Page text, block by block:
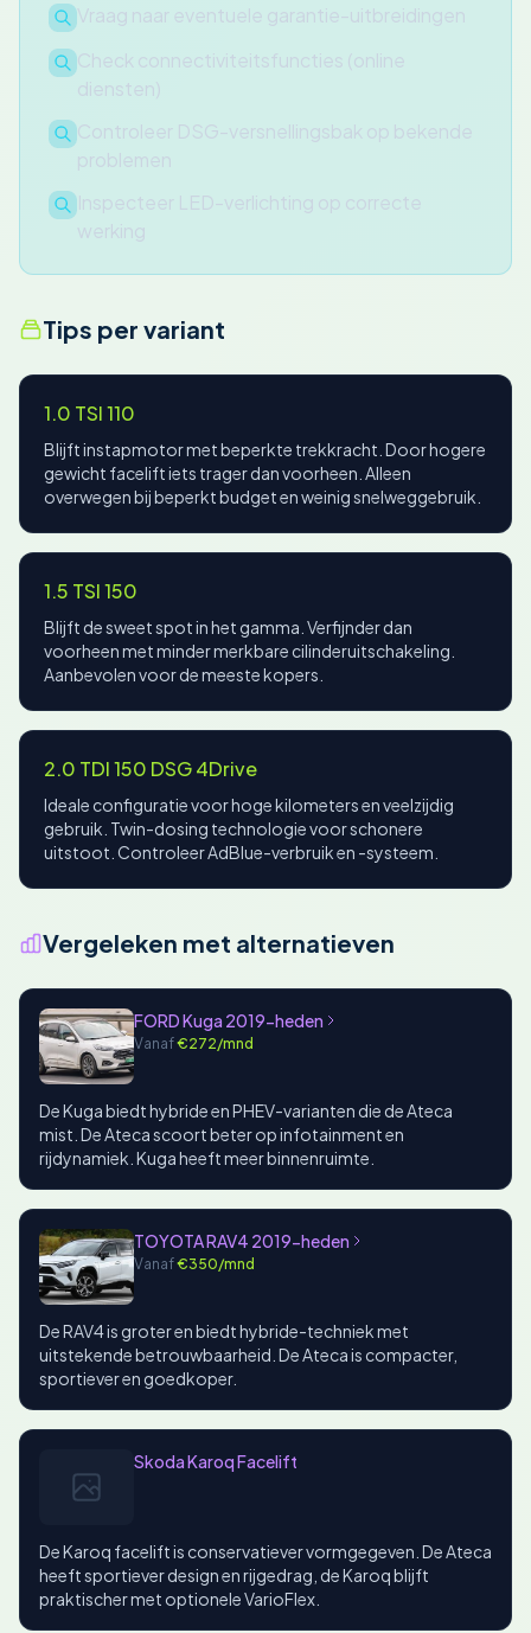
Vraag naar eventuele garantie-uitbreidingen
Check connectiviteitsfuncties (online
diensten)
Controleer DSG-versnellingsbak op bekende
problemen
Inspecteer LED-verlichting op correcte
werking
Tips per variant
1.0 TSI 110
Blijft instapmotor met beperkte trekkracht. Door hogere
gewicht facelift iets trager dan voorheen. Alleen
overwegen bij beperkt budget en weinig snelweggebruik.
1.5 TSI 150
Blijft de sweet spot in het gamma. Verfijnder dan
voorheen met minder merkbare cilinderuitschakeling.
Aanbevolen voor de meeste kopers.
2.0 TDI 150 DSG 4Drive
Ideale configuratie voor hoge kilometers en veelzijdig
gebruik. Twin-dosing technologie voor schonere
uitstoot. Controleer AdBlue-verbruik en -systeem.
Vergeleken met alternatieven
FORD Kuga 2019-heden
Vanaf€272/mnd
De Kuga biedt hybride en PHEV-varianten die de Ateca
mist. De Ateca scoort beter op infotainment en
rijdynamiek. Kuga heeft meer binnenruimte.
TOYOTA RAV4 2019-heden
Vanaf€350/mnd
De RAV4 is groter en biedt hybride-techniek met
uitstekende betrouwbaarheid. De Ateca is compacter,
sportiever en goedkoper.
Skoda Karoq Facelift
De Karoq facelift is conservatiever vormgegeven. De Ateca
heeft sportiever design en rijgedrag, de Karoq blijft
praktischer met optionele VarioFlex.